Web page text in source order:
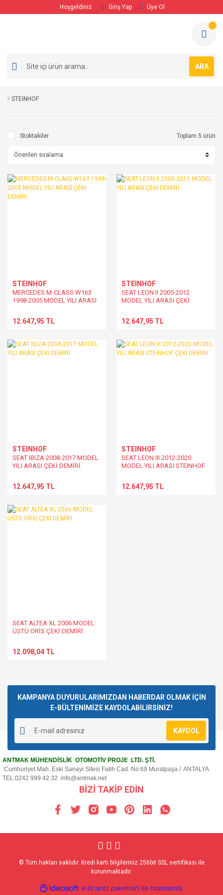
Hoşgeldiniz Giriş Yap Üye Ol
ARA
STEINHOF
Stoktakiler Toplam 5 ürün
STEINHOF
MERCEDES M-CLASS W163
1998-2005 MODEL YILI ARASI
12.647,95 TL
STEINHOF
SEAT LEON II 2005-2012
MODEL YILI ARASI ÇEKİ
12.647,95 TL
STEINHOF
SEAT IBIZA 2008-2017 MODEL
YILI ARASI ÇEKİ DEMİRİ
12.647,95 TL
STEINHOF
SEAT LEON III 2012-2020
MODEL YILI ARASI STEINHOF
12.647,95 TL
SEAT ALTEA XL 2006 MODEL
ÜSTÜ ORİS ÇEKİ DEMİRİ
12.098,04 TL
KAMPANYA DUYURULARIMIZDAN HABERDAR OLMAK İÇİN
E-BÜLTENİMİZE KAYDOLABİLİRSİNİZ!
KAYDOL
ANTMAK MÜHENDİSLİK OTOMOTİV PROJE LTD. ŞTİ.
Cumhuriyet Mah. Eski Sanayi Sitesi Fatih Cad. No:69 Muratpaşa / ANTALYA
TEL:0242 999 42 32 info@antmak.net
BİZİ TAKİP EDİN
© Tüm hakları saklıdır. Kredi kartı bilgileriniz 256bit SSL sertifikası ile
korunmaktadır.
ideasoft
e-